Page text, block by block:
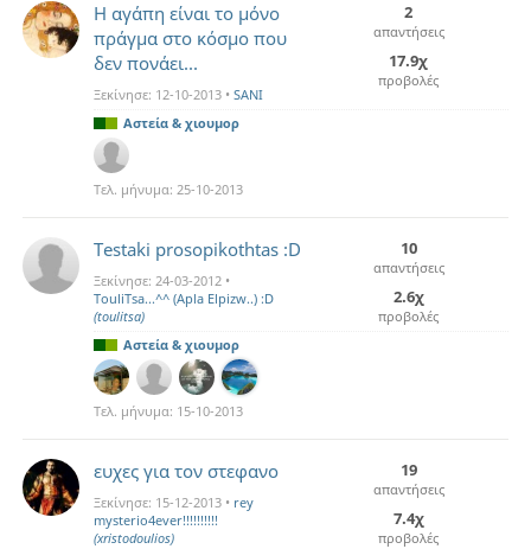
H αγάπη είναι το μόνο
πράγμα στο κόσμο που
δεν πονάει...
Ξεκίνησε: 12-10-2013 • SANI
2
απαντήσεις
17.9χ
προβολές
Αστεία & χιουμορ
Τελ. μήνυμα: 25-10-2013
Testaki prosopikothtas :D
Ξεκίνησε: 24-03-2012 •
TouliTsa...^^ (Apla Elpizw..) :D
(toulitsa)
10
απαντήσεις
2.6χ
προβολές
Αστεία & χιουμορ
Τελ. μήνυμα: 15-10-2013
ευχες για τον στεφανο
Ξεκίνησε: 15-12-2013 • rey
mysterio4ever!!!!!!!!!!
(xristodoulios)
19
απαντήσεις
7.4χ
προβολές